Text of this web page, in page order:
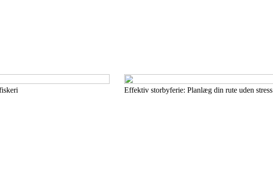
Effektiv storbyferie: Planlæg din rute uden stress